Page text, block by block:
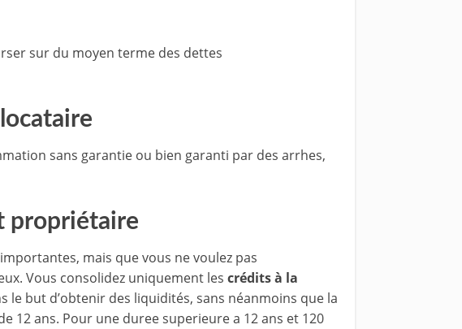
sur du moyen terme des dettes
sans garantie ou bien garanti par des arrhes,
propriétaire
mais que vous ne voulez pas
Vous consolidez uniquement les crédits à la
but d’obtenir des liquidités, sans néanmoins que la
12 ans. Pour une duree superieure a 12 ans et 120